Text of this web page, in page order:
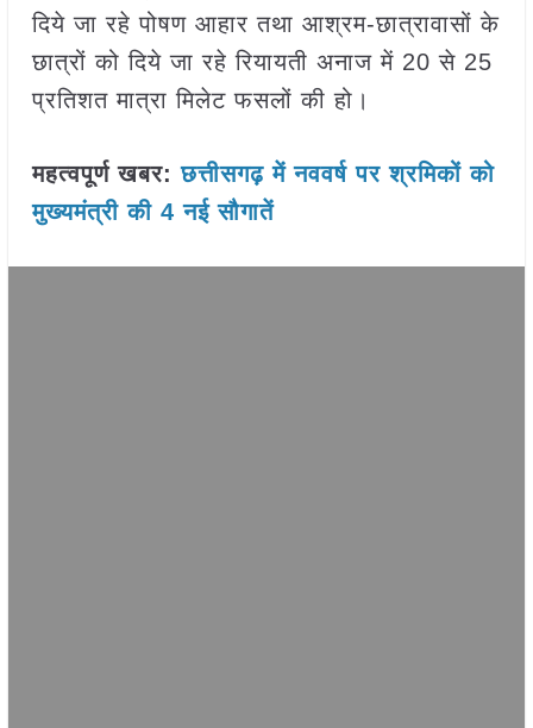
दिये जा रहे पोषण आहार तथा आश्रम-छात्रावासों के
छात्रों को दिये जा रहे रियायती अनाज में 20 से 25
प्रतिशत मात्रा मिलेट फसलों की हो।
महत्वपूर्ण खबर: छत्तीसगढ़ में नववर्ष पर श्रमिकों को
मुख्यमंत्री की 4 नई सौगातें